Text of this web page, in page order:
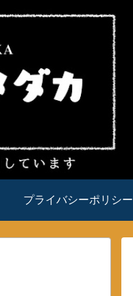
プライバシーポリシー